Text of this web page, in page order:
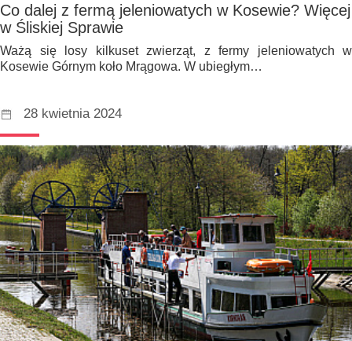
Co dalej z fermą jeleniowatych w Kosewie? Więcej
w Śliskiej Sprawie
Ważą się losy kilkuset zwierząt, z fermy jeleniowatych w
Kosewie Górnym koło Mrągowa. W ubiegłym…
28 kwietnia 2024